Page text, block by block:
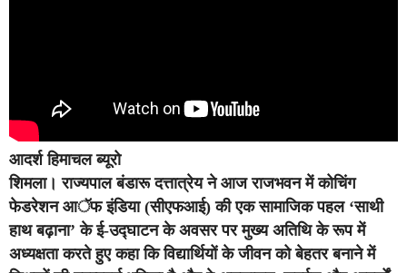
आदर्श हिमाचल ब्यूरो
शिमला।राज्यपाल बंडारू दत्तात्रेय ने आज राजभवन में कोचिंग
फेडरेशन आॅफ इंडिया (सीएफआई) की एक सामाजिक पहल ‘साथी
हाथ बढ़ाना’ के ई-उद्घाटन के अवसर पर मुख्य अतिथि के रूप में
अध्यक्षता करते हुए कहा कि विद्यार्थियों के जीवन को बेहतर बनाने में